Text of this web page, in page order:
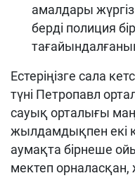
амалдары
берді полиция
Естеріңізге сала
түні Петропавл
сауық орталығы
жылдамдықпен екі
аумақта бірнеше
мектеп